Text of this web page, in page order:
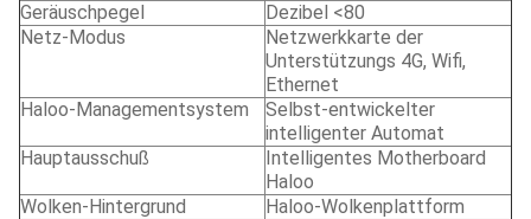
Geräuschpegel
Dezibel <80
Netz-Modus
Netzwerkkarte der
Unterstützungs 4G, Wifi,
Ethernet
Haloo-Managementsystem
Selbst-entwickelter
intelligenter Automat
Hauptausschuß
Intelligentes Motherboard
Haloo
Wolken-Hintergrund
Haloo-Wolkenplattform